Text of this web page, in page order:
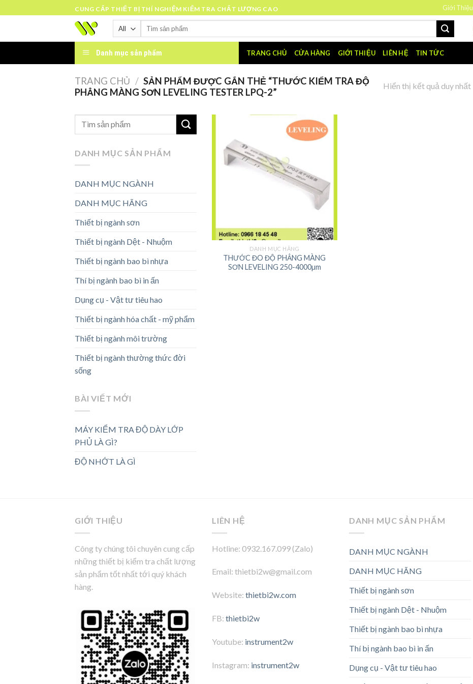
to
CUNG CẤP THIẾT BỊ THÍ NGHIỆM KIỂM TRA CHẤT LƯỢNG CAO Giới Thiệu
Tìm
Danh mục sản phẩm TRANG CHỦ CỬA HÀNG GIỚI THIỆU LIÊN HỆ TIN TỨC
TRANG CHỦ / SẢN PHẨM ĐƯỢC GẮN THẺ “THƯỚC KIỂM TRA ĐỘ
PHẲNG MÀNG SƠN LEVELING TESTER LPQ-2”
Hiển thị kết quả duy nhất
DANH MỤC SẢN PHẨM
DANH MỤC NGÀNH
DANH MỤC HÃNG
Thiết bị ngành sơn
Thiết bị ngành Dệt - Nhuộm
Thiết bị ngành bao bì nhựa
Thí bị ngành bao bì in ấn
Dụng cụ - Vật tư tiêu hao
Thiết bị ngành hóa chất - mỹ phẩm
Thiết bị ngành môi trường
Thiết bị ngành thường thức đời
sống
BÀI VIẾT MỚI
MÁY KIỂM TRA ĐỘ DÀY LỚP
PHỦ LÀ GÌ?
ĐỘ NHỚT LÀ GÌ
DANH MỤC HÃNG
THƯỚC ĐO ĐỘ PHẲNG MÀNG
SƠN LEVELING 250-4000µm
GIỚI THIỆU
Công ty chúng tôi chuyên cung cấp
những thiết bị kiểm tra chất lượng
sản phẩm tốt nhất tới quý khách
hàng.
LIÊN HỆ
Hotline: 0932.167.099 (Zalo)
Email: thietbi2w@gmail.com
Website: thietbi2w.com
FB: thietbi2w
Youtube: instrument2w
Instagram: instrument2w
DANH MỤC SẢN PHẨM
DANH MỤC NGÀNH
DANH MỤC HÃNG
Thiết bị ngành sơn
Thiết bị ngành Dệt - Nhuộm
Thiết bị ngành bao bì nhựa
Thí bị ngành bao bì in ấn
Dụng cụ - Vật tư tiêu hao